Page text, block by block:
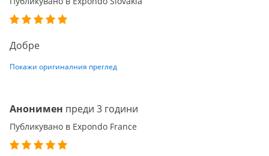
Добре
Покажи оригиналния преглед
Анонимен преди 3 години
Публикувано в Expondo France